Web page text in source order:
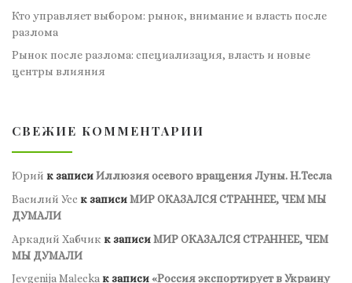
Кто управляет выбором: рынок, внимание и власть после
разлома
Рынок после разлома: специализация, власть и новые
центры влияния
СВЕЖИЕ КОММЕНТАРИИ
Юрий к записиИллюзия осевого вращения Луны. Н.Тесла
Василий Усс к записиМИР ОКАЗАЛСЯ СТРАННЕЕ, ЧЕМ МЫ
ДУМАЛИ
Аркадий Хабчик к записиМИР ОКАЗАЛСЯ СТРАННЕЕ, ЧЕМ
МЫ ДУМАЛИ
Jevgenija Maļeckaк записи«Россия экспортирует в Украину